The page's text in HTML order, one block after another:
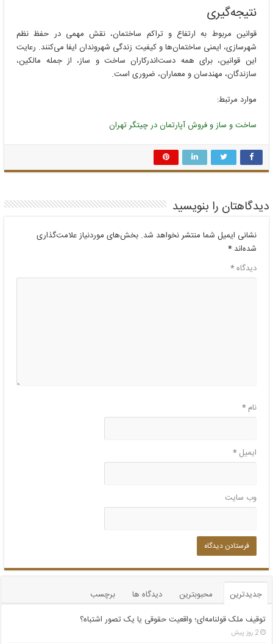
نتیجه‌گیری
قوانین مربوط به ارتفاع و تراکم ساختمان، نقش مهمی در حفظ نظم
شهرسازی، ایمنی ساختمان‌ها و کیفیت زندگی شهروندان ایفا می‌کنند. رعایت
این قوانین، برای همه دست‌اندرکاران ساخت و ساز، از جمله مالکین،
سازندگان، مهندسان و معماران، ضروری است.
موارد مرتبط:
ساخت و ساز و فروش آپارتمان در چیتگر تهران
دیدگاهتان را بنویسید
نشانی ایمیل شما منتشر نخواهد شد. بخش‌های موردنیاز علامت‌گذاری
شده‌اند*
دیدگاه*
نام*
ایمیل*
وب‌ سایت
جدیدترین محبوبترین دیدگاه ها
برچسب
توقیف ملک قولنامه‌ای؛ واقعیت حقوقی یا یک تصور اشتباه؟
2 روز پیش